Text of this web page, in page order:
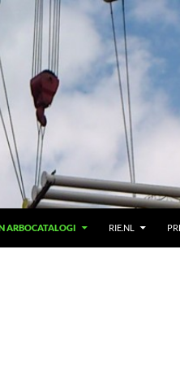
ARBOCATALOGI RIE.NL